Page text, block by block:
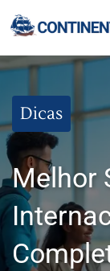
Dicas
Melhor